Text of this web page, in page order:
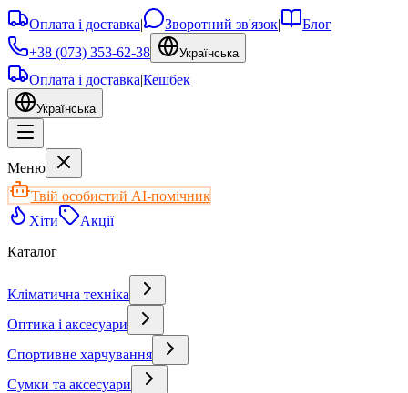
Оплата і доставка| Зворотний зв'язок|
Блог
+38 (073) 353-62-38
Українська
Оплата і доставка|Кешбек
Українська
Меню
Твій особистий AI-помічник
Хіти
Акції
Каталог
Кліматична техніка
Оптика і аксесуари
Спортивне харчування
Сумки та аксесуари